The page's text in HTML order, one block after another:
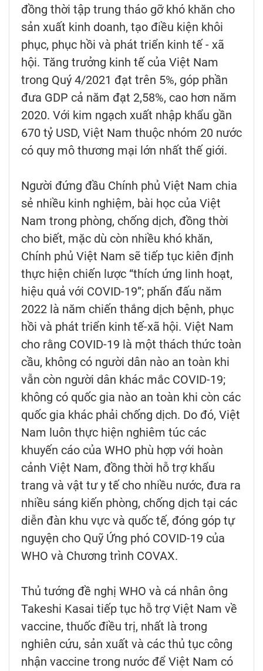
đồng thời tập trung tháo gỡ khó khăn cho
sản xuất kinh doanh, tạo điều kiện khôi
phục, phục hồi và phát triển kinh tế - xã
hội. Tăng trưởng kinh tế của Việt Nam
trong Quý 4/2021 đạt trên 5%, góp phần
đưa GDP cả năm đạt 2,58%, cao hơn năm
2020. Với kim ngạch xuất nhập khẩu gần
670 tỷ USD, Việt Nam thuộc nhóm 20 nước
có quy mô thương mại lớn nhất thế giới.
Người đứng đầu Chính phủ Việt Nam chia
sẻ nhiều kinh nghiệm, bài học của Việt
Nam trong phòng, chống dịch, đồng thời
cho biết, mặc dù còn nhiều khó khăn,
Chính phủ Việt Nam sẽ tiếp tục kiên định
thực hiện chiến lược “thích ứng linh hoạt,
hiệu quả với COVID-19”; phấn đấu năm
2022 là năm chiến thắng dịch bệnh, phục
hồi và phát triển kinh tế-xã hội. Việt Nam
cho rằng COVID-19 là một thách thức toàn
cầu, không có người dân nào an toàn khi
vẫn còn người dân khác mắc COVID-19;
không có quốc gia nào an toàn khi còn các
quốc gia khác phải chống dịch. Do đó, Việt
Nam luôn thực hiện nghiêm túc các
khuyến cáo của WHO phù hợp với hoàn
cảnh Việt Nam, đồng thời hỗ trợ khẩu
trang và vật tư y tế cho nhiều nước, đưa ra
nhiều sáng kiến phòng, chống dịch tại các
diễn đàn khu vực và quốc tế, đóng góp tự
nguyện cho Quỹ Ứng phó COVID-19 của
WHO và Chương trình COVAX.
Thủ tướng đề nghị WHO và cá nhân ông
Takeshi Kasai tiếp tục hỗ trợ Việt Nam về
vaccine, thuốc điều trị, nhất là trong
nghiên cứu, sản xuất và các thủ tục công
nhận vaccine trong nước để Việt Nam có